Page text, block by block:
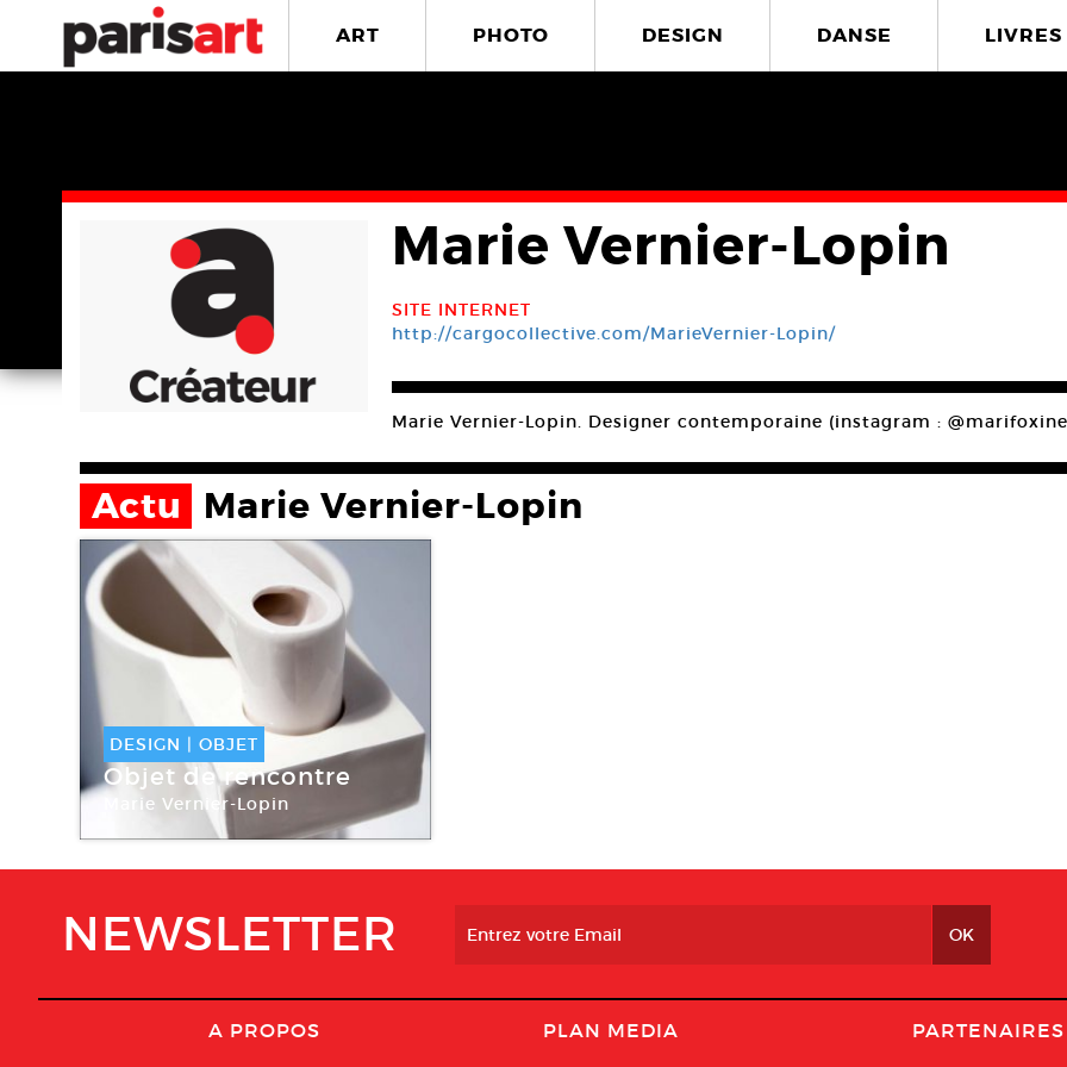
ART PHOTO DESIGN DANSE LIVRES
Marie Vernier-Lopin
SITE INTERNET
http://cargocollective.com/MarieVernier-Lopin/
Marie Vernier-Lopin. Designer contemporaine (instagram :
Actu Marie Vernier-Lopin
DESIGN | OBJET
Objet de rencontre
Marie Vernier-Lopin
NEWSLETTER
A PROPOS PLAN MEDIA PARTENAIRES